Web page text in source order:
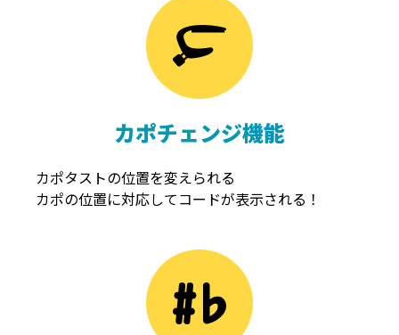
カポチェンジ機能
カポタストの位置を変えられる
カポの位置に対応してコードが表示される！